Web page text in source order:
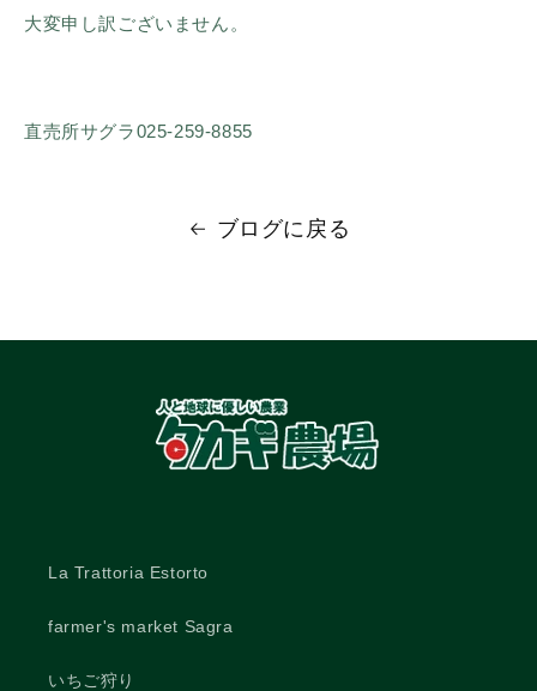
大変申し訳ございません。
直売所サグラ025-259-8855
ブログに戻る
La Trattoria Estorto
farmer's market Sagra
いちご狩り